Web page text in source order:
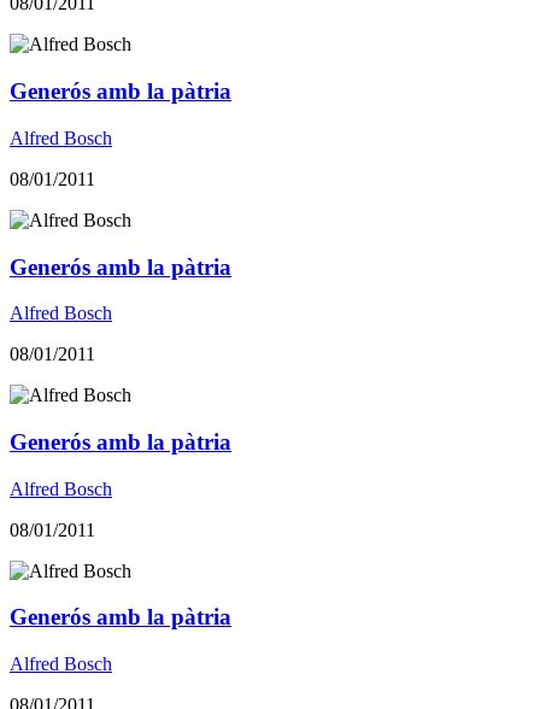
Generós amb la pàtria
Alfred Bosch
08/01/2011
Generós amb la pàtria
Alfred Bosch
08/01/2011
Generós amb la pàtria
Alfred Bosch
08/01/2011
Generós amb la pàtria
Alfred Bosch